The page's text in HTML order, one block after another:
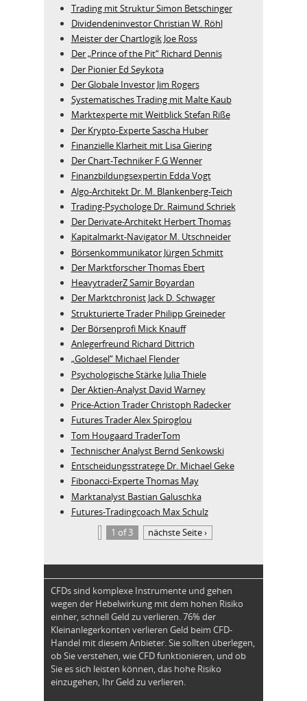
Trading mit Struktur Simon Betschinger
Dividendeninvestor Christian W. Röhl
Meister der Chartlogik Joe Ross
Der „Prince of the Pit“ Richard Dennis
Der Pionier Ed Seykota
Der Globale Investor Jim Rogers
Systematisches Trading mit Malte Kaub
Marktexperte mit Weitblick Stefan Riße
Der Krypto-Experte Sascha Huber
Finanzielle Klarheit mit Lisa Giering
Der Chart-Techniker F.G Wenner
Finanzbildungsexpertin Edda Vogt
Algo‑Architekt Dr. M. Blankenberg‑Teich
Trading-Psychologe Dr. Raimund Schriek
Der Derivate‑Architekt Herbert Thomas
Kapitalmarkt-Navigator M. Utschneider
Börsenkommunikator Jürgen Schmitt
Der Marktforscher Thomas Ebert
HeavytraderZ Samir Boyardan
Der Marktchronist Jack D. Schwager
Strukturierte Trader Philipp Greineder
Der Börsenprofi Mick Knauff
Anlegerfreund Richard Dittrich
„Goldesel“ Michael Flender
Psychologische Stärke Julia Thiele
Der Aktien-Analyst David Warney
Price-Action Trader Christoph Radecker
Futures Trader Alex Spiroglou
Tom Hougaard TraderTom
Technischer Analyst Bernd Senkowski
Entscheidungsstratege Dr. Michael Geke
Fibonacci-Experte Thomas May
Marktanalyst Bastian Galuschka
Futures-Tradingcoach Max Schulz
1 of 3
nächste Seite ›
CFDs sind komplexe Instrumente und gehen
wegen der Hebelwirkung mit dem hohen Risiko
einher, schnell Geld zu verlieren. 76% der
Kleinanlegerkonten verlieren Geld beim CFD-
Handel mit diesem Anbieter. Sie sollten überlegen,
ob Sie verstehen, wie CFD funktionieren, und ob
Sie es sich leisten können, das hohe Risiko
einzugehen, Ihr Geld zu verlieren.